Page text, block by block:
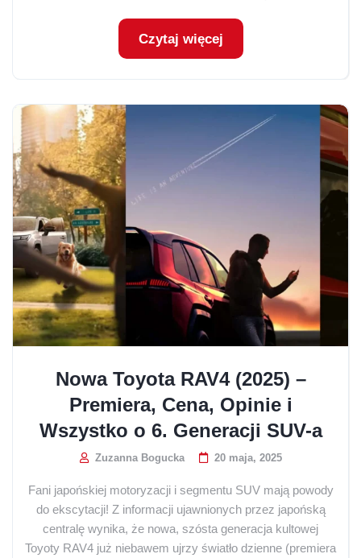
Czytaj więcej
Nowa Toyota RAV4 (2025) –
Premiera, Cena, Opinie i
Wszystko o 6. Generacji SUV-a
Zuzanna Bogucka 20 maja, 2025
Fani japońskiej motoryzacji i segmentu SUV mają powody
do ekscytacji! Z informacji ujawnionych przez japońską
centralę wynika, że nowa, szósta generacja kultowej
Toyoty RAV4 już niebawem ujrzy światło dzienne (premiera